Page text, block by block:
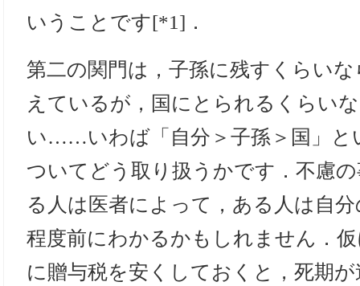
いうことです[*1]．
第二の関門は，子孫に残すくらい
えているが，国にとられるくらい
い……いわば「自分＞子孫＞国」と
ついてどう取り扱うかです．不慮
る人は医者によって，ある人は自
程度前にわかるかもしれません．
に贈与税を安くしておくと，死期